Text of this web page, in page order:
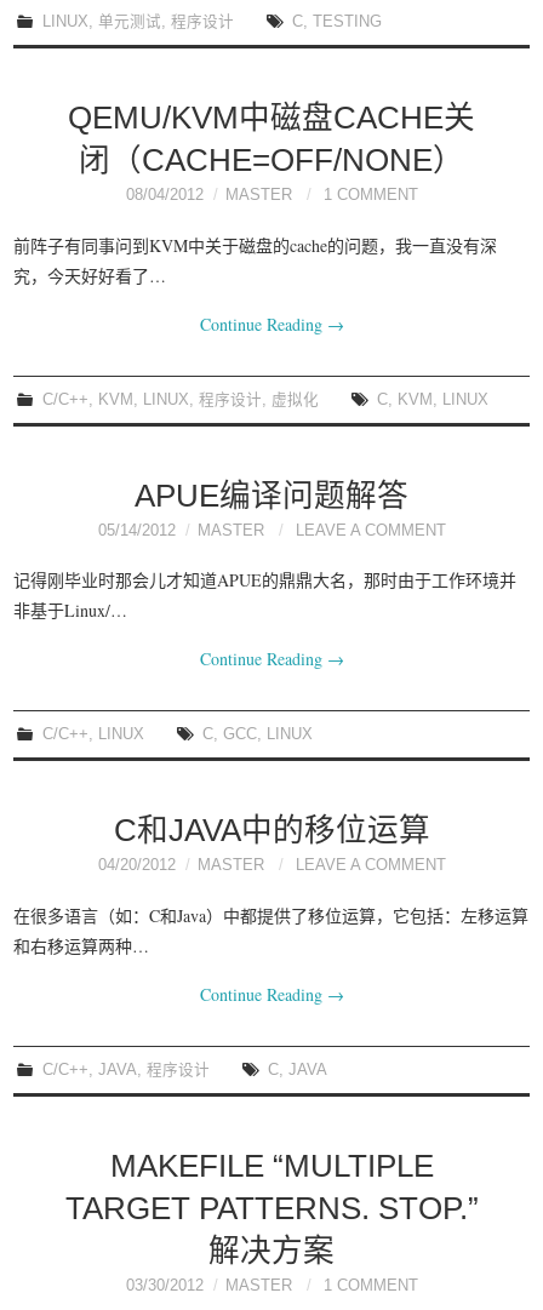
LINUX,单元测试,程序设计 C, TESTING
QEMU/KVM中磁盘CACHE关
闭（CACHE=OFF/NONE）
08/04/2012 MASTER 1 COMMENT
前阵子有同事问到KVM中关于磁盘的cache的问题，我一直没有深
究，今天好好看了…
Continue Reading →
C/C++ KVM LINUX ,程序设计 虚拟化 C KVM LINUX
APUE编译问题解答
05/14/2012 MASTER LEAVE A COMMENT
记得刚毕业时那会儿才知道APUE的鼎鼎大名，那时由于工作环境并
非基于Linux/…
Continue Reading →
C/C++, LINUX C,GCC, LINUX
C和JAVA中的移位运算
04/20/2012 MASTER LEAVE A COMMENT
在很多语言（如：C和Java）中都提供了移位运算，它包括：左移运算
和右移运算两种…
Continue Reading →
C/C++ ,JAVA ,程序设计 C ,JAVA
MAKEFILE “MULTIPLE
TARGET PATTERNS. STOP.”
解决方案
03/30/2012 MASTER 1 COMMENT